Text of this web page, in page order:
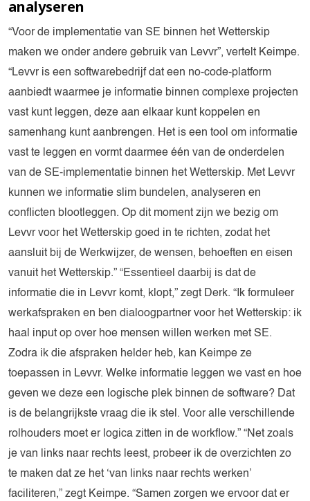
analyseren
“Voor de implementatie van SE binnen het Wetterskip
maken we onder andere gebruik van Levvr”, vertelt Keimpe.
“Levvr is een softwarebedrijf dat een no-code-platform
aanbiedt waarmee je informatie binnen complexe projecten
vast kunt leggen, deze aan elkaar kunt koppelen en
samenhang kunt aanbrengen. Het is een tool om informatie
vast te leggen en vormt daarmee één van de onderdelen
van de SE-implementatie binnen het Wetterskip. Met Levvr
kunnen we informatie slim bundelen, analyseren en
conflicten blootleggen. Op dit moment zijn we bezig om
Levvr voor het Wetterskip goed in te richten, zodat het
aansluit bij de Werkwijzer, de wensen, behoeften en eisen
vanuit het Wetterskip.” “Essentieel daarbij is dat de
informatie die in Levvr komt, klopt,” zegt Derk. “Ik formuleer
werkafspraken en ben dialoogpartner voor het Wetterskip: ik
haal input op over hoe mensen willen werken met SE.
Zodra ik die afspraken helder heb, kan Keimpe ze
toepassen in Levvr. Welke informatie leggen we vast en hoe
geven we deze een logische plek binnen de software? Dat
is de belangrijkste vraag die ik stel. Voor alle verschillende
rolhouders moet er logica zitten in de workflow.” “Net zoals
je van links naar rechts leest, probeer ik de overzichten zo
te maken dat ze het ‘van links naar rechts werken’
faciliteren,” zegt Keimpe. “Samen zorgen we ervoor dat er